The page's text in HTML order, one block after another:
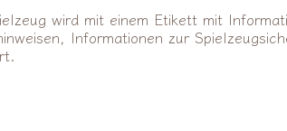
wird mit einem Etikett mit
Informationen zur